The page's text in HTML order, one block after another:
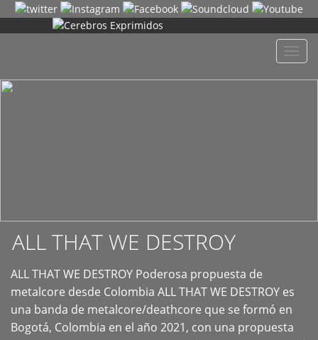
ALL THAT WE DESTROY
ALL THAT WE DESTROY Poderosa propuesta de
metalcore desde Colombia ALL THAT WE DESTROY es
una banda de metalcore/deathcore que se formó en
Bogotá, Colombia en el año 2021, con una propuesta